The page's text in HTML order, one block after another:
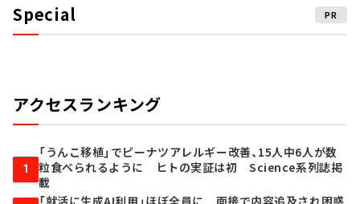
Special PR
アクセスランキング
1
「うんこ移植」でピーナツアレルギー改善、15人中6人が数
粒食べられるように ヒトの実証は初 Science系列誌掲
載